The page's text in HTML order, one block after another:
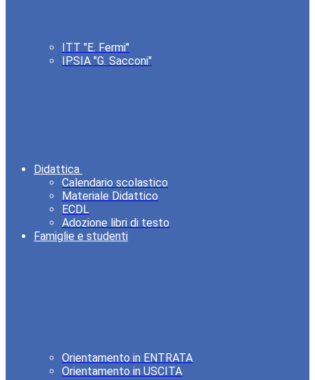
ITT "E. Fermi"
IPSIA "G. Sacconi"
Didattica
Calendario scolastico
Materiale Didattico
ECDL
Adozione libri di testo
Famiglie e studenti
Orientamento in ENTRATA
Orientamento in USCITA